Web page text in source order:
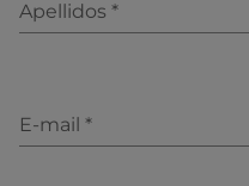
Apellidos *
E-mail *